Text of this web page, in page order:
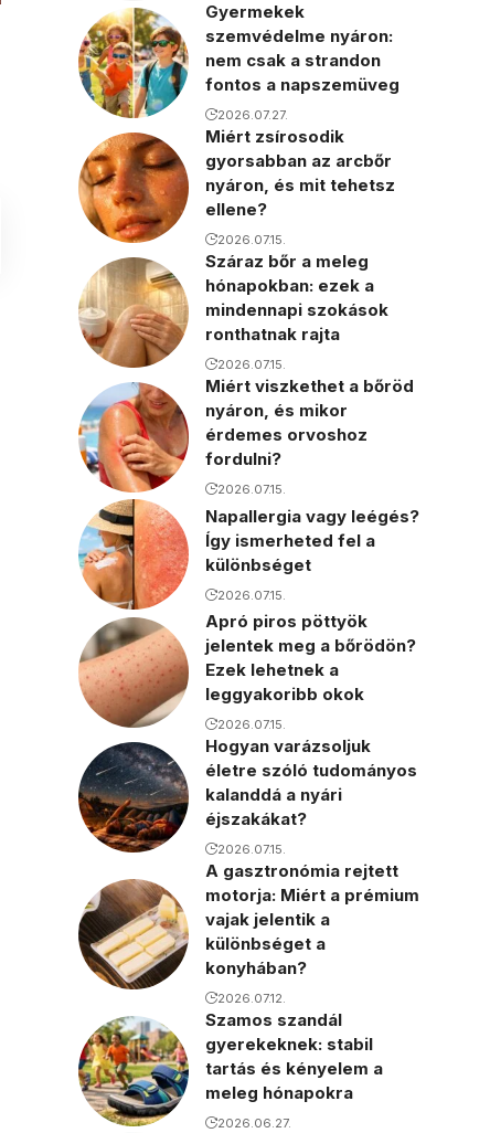
Gyermekek
szemvédelme nyáron:
nem csak a strandon
fontos a napszemüveg
2026.07.27.
Miért zsírosodik
gyorsabban az arcbőr
nyáron, és mit tehetsz
ellene?
2026.07.15.
Száraz bőr a meleg
hónapokban: ezek a
mindennapi szokások
ronthatnak rajta
2026.07.15.
Miért viszkethet a bőröd
nyáron, és mikor
érdemes orvoshoz
fordulni?
2026.07.15.
Napallergia vagy leégés?
Így ismerheted fel a
különbséget
2026.07.15.
Apró piros pöttyök
jelentek meg a bőrödön?
Ezek lehetnek a
leggyakoribb okok
2026.07.15.
Hogyan varázsoljuk
életre szóló tudományos
kalanddá a nyári
éjszakákat?
2026.07.15.
A gasztronómia rejtett
motorja: Miért a prémium
vajak jelentik a
különbséget a
konyhában?
2026.07.12.
Szamos szandál
gyerekeknek: stabil
tartás és kényelem a
meleg hónapokra
2026.06.27.